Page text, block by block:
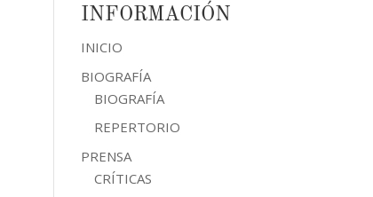
INFORMACIÓN
INICIO
BIOGRAFÍA
BIOGRAFÍA
REPERTORIO
PRENSA
CRÍTICAS